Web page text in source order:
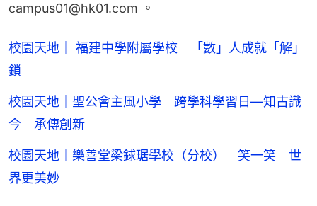
campus01@hk01.com 。
校園天地｜ 福建中學附屬學校 「數」人成就「解」
鎖
校園天地｜聖公會主風小學 跨學科學習日—知古識
今 承傳創新
校園天地｜樂善堂梁銶琚學校（分校） 笑一笑 世
界更美妙